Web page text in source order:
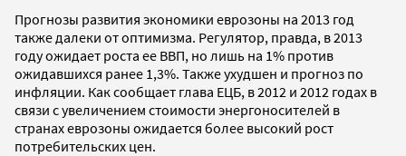
Прогнозы развития экономики еврозоны на 2013 год
также далеки от оптимизма. Регулятор, правда, в 2013
году ожидает роста ее ВВП, но лишь на 1% против
ожидавшихся ранее 1,3%. Также ухудшен и прогноз по
инфляции. Как сообщает глава ЕЦБ, в 2012 и 2012 годах в
связи с увеличением стоимости энергоносителей в
странах еврозоны ожидается более высокий рост
потребительских цен.